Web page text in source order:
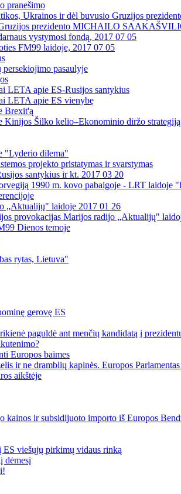
pranešimo
Ukrainos ir dėl buvusio Gruzijos
prezidento MICHAILO
vystymosi fondą, 2017 07 05
FM99 laidoje, 2017 07 05
pasaulyje
LETA apie ES-Rusijos santykius
LETA apie ES vienybę
Brexit'ą
Kinijos Šilko kelio–Ekonominio diržo strategiją
"Lyderio dilema"
projekto pristatymas ir svarstymas
santykius ir kt. 2017 03 20
1990 m. kovo pabaigoje - LRT laidoje
„Aktualijų" laidoje 2017 01 26
provokacijas Marijos radijo „Aktualijų"
Dienos temoje
rytas, Lietuva"
gerovę ES
paguldė ant menčių kandidatą į
Europos baimes
ir ne dramblių kapinės. Europos
aikštėje
kainos ir subsidijuoto importo iš Europos
viešųjų pirkimų vidaus rinką
dėmesį